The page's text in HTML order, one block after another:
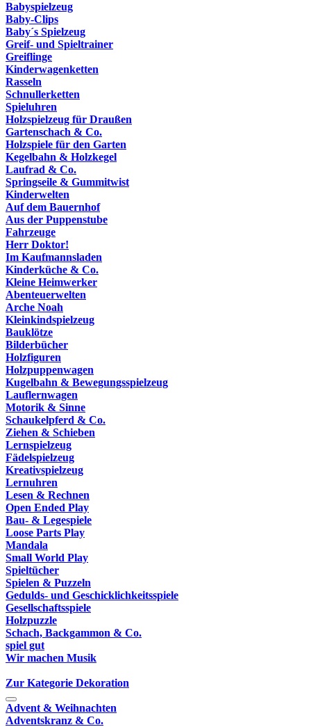
Babyspielzeug
Baby-Clips
Baby´s Spielzeug
Greif- und Spieltrainer
Greiflinge
Kinderwagenketten
Rasseln
Schnullerketten
Spieluhren
Holzspielzeug für Draußen
Gartenschach & Co.
Holzspiele für den Garten
Kegelbahn & Holzkegel
Laufrad & Co.
Springseile & Gummitwist
Kinderwelten
Auf dem Bauernhof
Aus der Puppenstube
Fahrzeuge
Herr Doktor!
Im Kaufmannsladen
Kinderküche & Co.
Kleine Heimwerker
Abenteuerwelten
Arche Noah
Kleinkindspielzeug
Bauklötze
Bilderbücher
Holzfiguren
Holzpuppenwagen
Kugelbahn & Bewegungsspielzeug
Lauflernwagen
Motorik & Sinne
Schaukelpferd & Co.
Ziehen & Schieben
Lernspielzeug
Fädelspielzeug
Kreativspielzeug
Lernuhren
Lesen & Rechnen
Open Ended Play
Bau- & Legespiele
Loose Parts Play
Mandala
Small World Play
Spieltücher
Spielen & Puzzeln
Gedulds- und Geschicklichkeitsspiele
Gesellschaftsspiele
Holzpuzzle
Schach, Backgammon & Co.
spiel gut
Wir machen Musik
Zur Kategorie Dekoration
Advent & Weihnachten
Adventskranz & Co.